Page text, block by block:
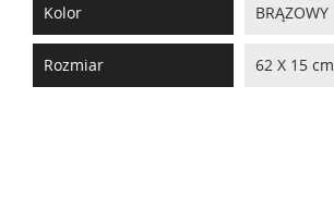
Kolor BRĄZOWY
Rozmiar 62 X 15 cm